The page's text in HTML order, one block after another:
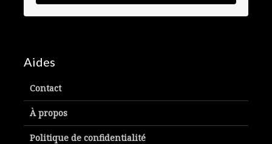
Aides
Contact
À propos
Politique de confidentialité